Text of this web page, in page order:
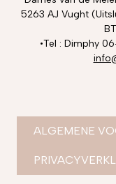
5263 AJ Vught
•Tel : Dimphy
ALGEMENE